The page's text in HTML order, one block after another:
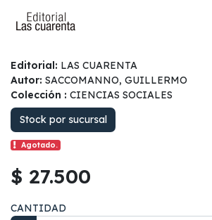
Editorial: LAS CUARENTA
Autor: SACCOMANNO, GUILLERMO
Colección : CIENCIAS SOCIALES
Stock por sucursal
Agotado.
$ 27.500
CANTIDAD